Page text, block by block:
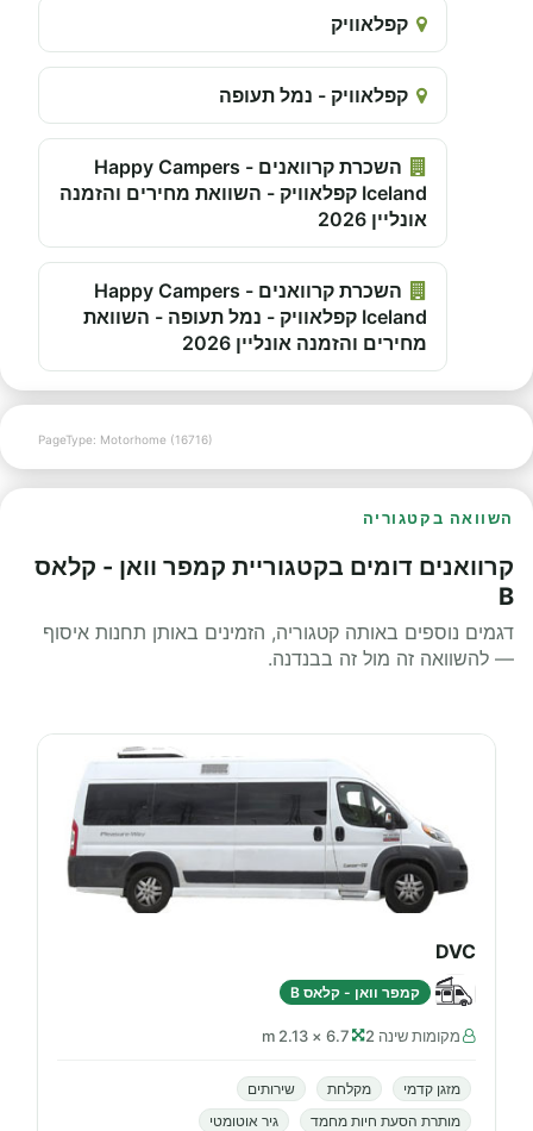
קפלאוויק
קפלאוויק - נמל תעופה
השכרת קרוואנים - Happy Campers
Iceland קפלאוויק - השוואת מחירים והזמנה
אונליין 2026
השכרת קרוואנים - Happy Campers
Iceland קפלאוויק - נמל תעופה - השוואת
מחירים והזמנה אונליין 2026
PageType: Motorhome (16716)
השוואה בקטגוריה
קרוואנים דומים בקטגוריית קמפר וואן - קלאס
B
דגמים נוספים באותה קטגוריה, הזמינים באותן תחנות איסוף
— להשוואה זה מול זה בבנדנה.
DVC
קמפר וואן - קלאס B
מקומות שינה 2 6.7 × 2.13 m
מזגן קדמי מקלחת
שירותים
מותרת הסעת חיות מחמד
גיר אוטומטי